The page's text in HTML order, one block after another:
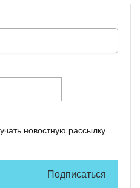
новостную рассылку
Подписаться